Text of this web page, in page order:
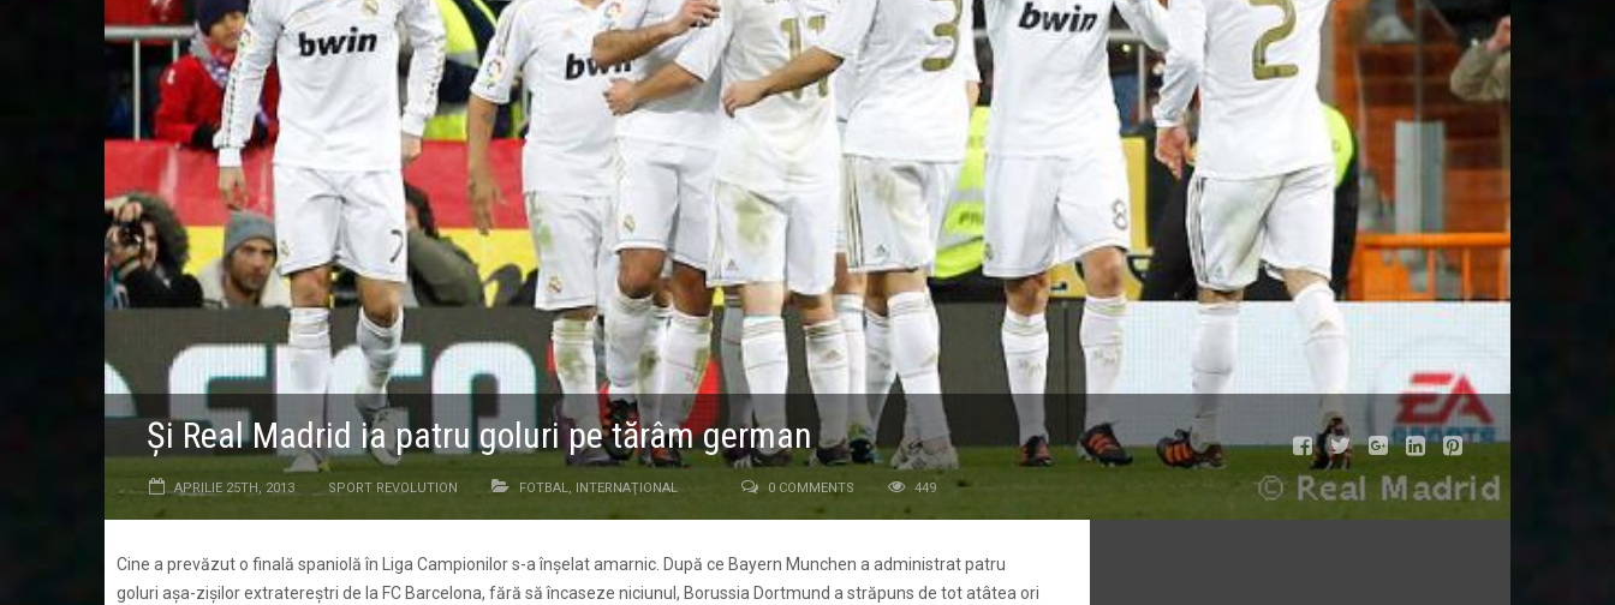
Şi Real Madrid ia patru goluri pe tărâm german
APRILIE 25TH, 2013 SPORT REVOLUTION FOTBAL, INTERNAŢIONAL 0 COMMENTS 449
Cine a prevăzut o finală spaniolă în Liga Campionilor s-a înșelat amarnic. După ce Bayern Munchen a administrat patru
goluri așa-zișilor extratereștri de la FC Barcelona, fără să încaseze niciunul, Borussia Dortmund a străpuns de tot atâtea ori